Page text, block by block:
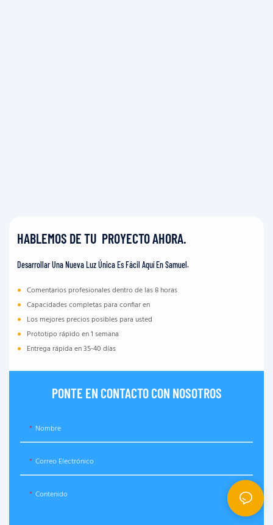
HABLEMOS DE TU PROYECTO AHORA.
Desarrollar Una Nueva Luz Única Es Fácil Aquí En Samuel.
● Comentarios profesionales dentro de las 8 horas
● Capacidades completas para confiar en
● Los mejores precios posibles para usted
● Prototipo rápido en 1 semana
● Entrega rápida en 35-40 días
PONTE EN CONTACTO CON NOSOTROS
Nombre
Correo Electrónico
Contenido